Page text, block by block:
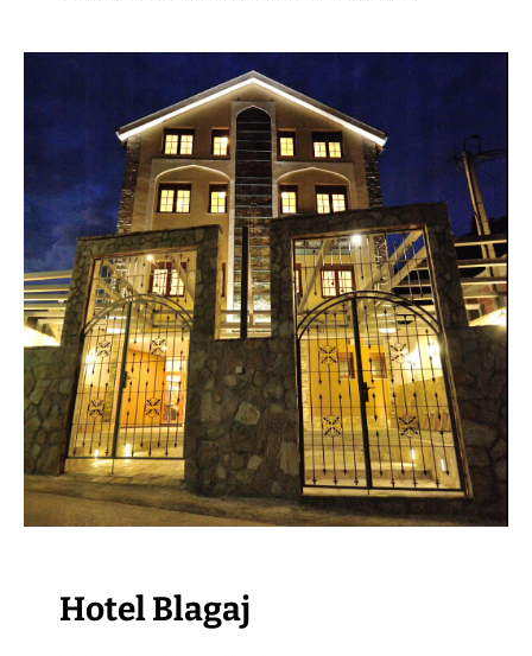
POSJETITE OBJEKAT
Hotel Blagaj